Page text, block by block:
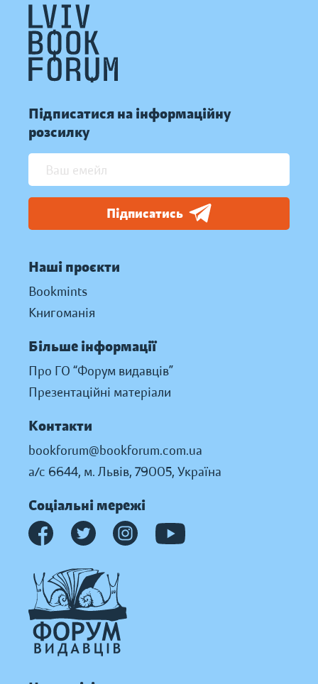
Підписатися на інформаційну
розсилку
Підписатись
Наші проєкти
Bookmints
Книгоманія
Більше інформації
Про ГО “Форум видавців”
Презентаційні матеріали
Контакти
bookforum@bookforum.com.ua
а/с 6644, м. Львів, 79005, Україна
Соціальні мережі